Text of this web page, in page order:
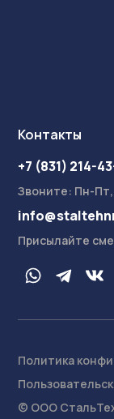
Контакты
+7 (831) 214-
Звоните: Пн-
Политика
© ООО
На сайте
Условиями